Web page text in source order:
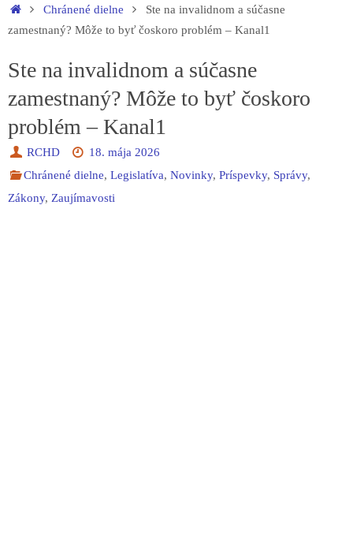
HomeChránené dielne
Ste na invalidnom a súčasne
zamestnaný? Môže to byť čoskoro problém – Kanal1
Ste na invalidnom a súčasne
zamestnaný? Môže to byť čoskoro
problém – Kanal1
RCHD
18. mája 2026
Chránené dielne,Legislatíva,Novinky,Príspevky, Správy,
Zákony, Zaujímavosti